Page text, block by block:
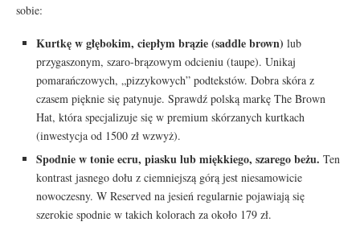
sobie:
Kurtkę w głębokim, ciepłym brązie (saddle brown) lub
przygaszonym, szaro-brązowym odcieniu (taupe). Unikaj
pomarańczowych, „pizzykowych” podtekstów. Dobra skóra z
czasem pięknie się patynuje. Sprawdź polską markę The Brown
Hat, która specjalizuje się w premium skórzanych kurtkach
(inwestycja od 1500 zł wzwyż).
Spodnie w tonie ecru, piasku lub miękkiego, szarego beżu. Ten
kontrast jasnego dołu z ciemniejszą górą jest niesamowicie
nowoczesny. W Reserved na jesień regularnie pojawiają się
szerokie spodnie w takich kolorach za około 179 zł.